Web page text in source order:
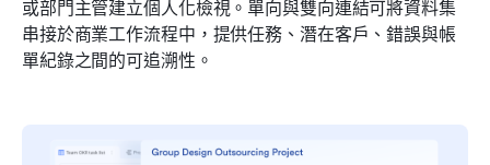
或部門主管建立個人化檢視。單向與雙向連結可將資料集
串接於商業工作流程中，提供任務、潛在客戶、錯誤與帳
單紀錄之間的可追溯性。